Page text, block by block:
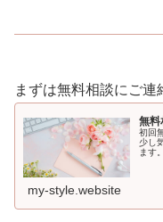
まずは無料相談にご連
無料
初回
少し
ます
my-style.website